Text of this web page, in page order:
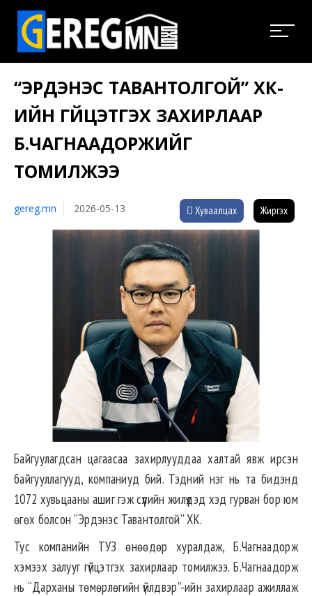
“ЭРДЭНЭС ТАВАНТОЛГОЙ” ХК-
ИЙН ГҮЙЦЭТГЭХ ЗАХИРЛААР
Б.ЧАГНААДОРЖИЙГ
ТОМИЛЖЭЭ
gereg.mn 2026-05-13 Хуваалцах Жиргэх
Байгуулагдсан цагаасаа захирлууддаа халтай явж ирсэн
байгууллагууд, компаниуд бий. Тэдний нэг нь та бидэнд
1072 хувьцааны ашиг гэж сүүлийн жилүүдэд хэд гурван бор юм
өгөх болсон “Эрдэнэс Тавантолгой” ХК.
Тус компанийн ТУЗ өнөөдөр хуралдаж, Б.Чагнаадорж
хэмээх залууг гүйцэтгэх захирлаар томилжээ. Б.Чагнаадорж
нь “Дарханы төмөрлөгийн үйлдвэр”-ийн захирлаар ажиллаж